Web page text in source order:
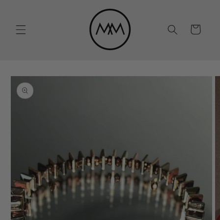
Krepšelis
Pereiti prie
informacijos
apie gaminį